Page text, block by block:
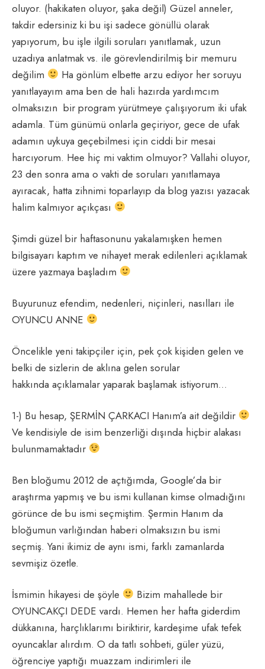
oluyor. (hakikaten oluyor, şaka değil) Güzel anneler,
takdir edersiniz ki bu işi sadece gönüllü olarak
yapıyorum, bu işle ilgili soruları yanıtlamak, uzun
uzadıya anlatmak vs. ile görevlendirilmiş bir memuru
değilim
Ha gönlüm elbette arzu ediyor her soruyu
yanıtlayayım ama ben de hali hazırda yardımcım
olmaksızın bir program yürütmeye çalışıyorum iki ufak
adamla. Tüm günümü onlarla geçiriyor, gece de ufak
adamın uykuya geçebilmesi için ciddi bir mesai
harcıyorum. Hee hiç mi vaktim olmuyor? Vallahi oluyor,
23 den sonra ama o vakti de soruları yanıtlamaya
ayıracak, hatta zihnimi toparlayıp da blog yazısı yazacak
halim kalmıyor açıkçası
Şimdi güzel bir haftasonunu yakalamışken hemen
bilgisayarı kaptım ve nihayet merak edilenleri açıklamak
üzere yazmaya başladım
Buyurunuz efendim, nedenleri, niçinleri, nasılları ile
OYUNCU ANNE
Öncelikle yeni takipçiler için, pek çok kişiden gelen ve
belki de sizlerin de aklına gelen sorular
hakkında açıklamalar yaparak başlamak istiyorum…
1-) Bu hesap, ŞERMİN ÇARKACI Hanım’a ait değildir
Ve kendisiyle de isim benzerliği dışında hiçbir alakası
bulunmamaktadır
Ben bloğumu 2012 de açtığımda, Google’da bir
araştırma yapmış ve bu ismi kullanan kimse olmadığını
görünce de bu ismi seçmiştim. Şermin Hanım da
bloğumun varlığından haberi olmaksızın bu ismi
seçmiş. Yani ikimiz de aynı ismi, farklı zamanlarda
sevmişiz özetle.
İsmimin hikayesi de şöyle
Bizim mahallede bir
OYUNCAKÇI DEDE vardı. Hemen her hafta giderdim
dükkanına, harçlıklarımı biriktirir, kardeşime ufak tefek
oyuncaklar alırdım. O da tatlı sohbeti, güler yüzü,
öğrenciye yaptığı muazzam indirimleri ile